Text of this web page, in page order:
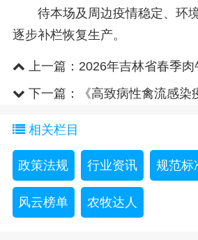
待本场及周边疫情稳定、环
逐步补栏恢复生产。
上一篇： 2026年吉林省春季
见 下一篇：
《高致病性禽流感
相关栏目
政策法规 行业资讯 规范标
风云榜单 农牧达人